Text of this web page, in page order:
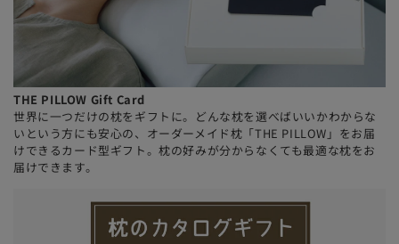
THE PILLOW Gift Card
世界に一つだけの枕をギフトに。どんな枕を選べばいいかわからな
いという方にも安心の、オーダーメイド枕「THE PILLOW」をお届
けできるカード型ギフト。枕の好みが分からなくても最適な枕をお
届けできます。